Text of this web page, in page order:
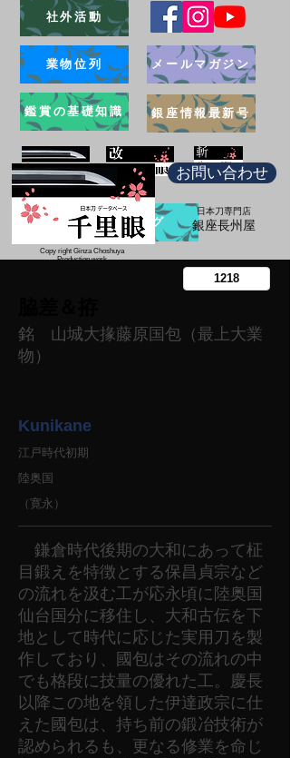
社外活動
業物位列
鑑賞の基礎知識
メールマガジン
銀座情報最新号
ブログ
お問い合わせ
日本刀専門店
​銀座長州屋
Copy right Ginza Choshuya
Production work
銘 山城大掾藤原国包（最上大業
物）
Kunikane
江戸時代初期
陸奥国
（寛永）
鎌倉時代後期の大和にあって柾
目鍛えを特徴とする保昌貞宗など
の流れを汲む工が応永頃に陸奥国
仙台国分に移住し、大和古伝を下
地として時代に応じた実用刀を製
作しており、國包はその流れの中
でも格段に技量の優れた工。慶長
以降この地を領した伊達政宗に仕
えた國包は、持ち前の鍛冶技術が
認められるも、更なる修業を命じ